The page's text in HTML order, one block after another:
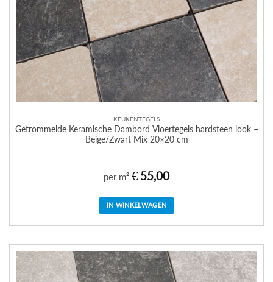
KEUKENTEGELS
Getrommelde Keramische Dambord Vloertegels hardsteen look –
Beige/Zwart Mix 20×20 cm
per m² €55,00
IN WINKELWAGEN